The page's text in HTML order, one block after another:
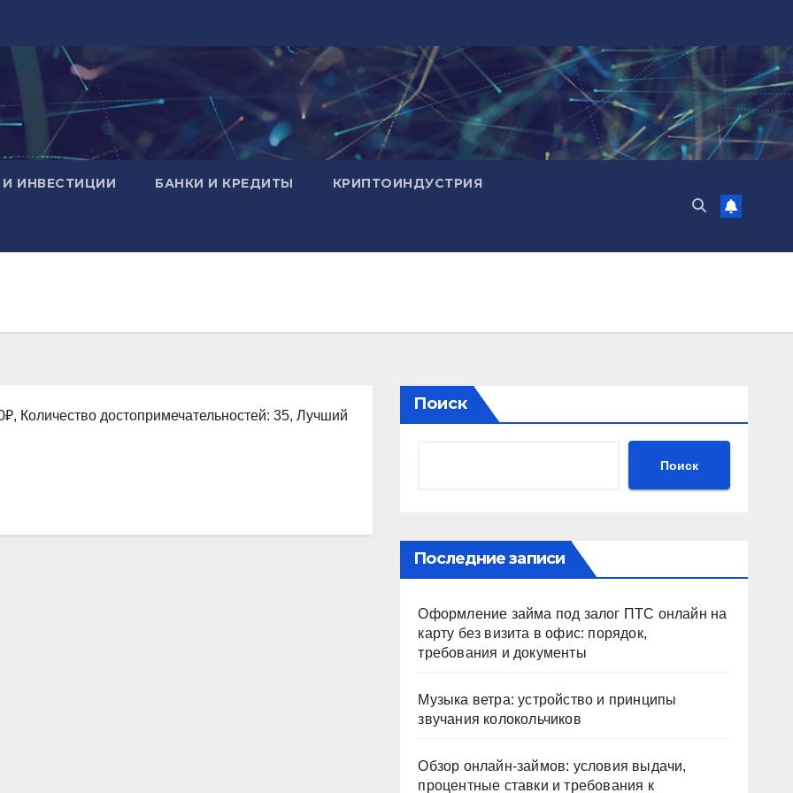
И ИНВЕСТИЦИИ БАНКИ И КРЕДИТЫ КРИПТОИНДУСТРИЯ
Количество достопримечательностей: 35, Лучший
Поиск
Поиск
Последние записи
Оформление займа под залог ПТС онлайн на
карту без визита в офис: порядок,
требования и документы
Музыка ветра: устройство и принципы
звучания колокольчиков
Обзор онлайн-займов: условия выдачи,
процентные ставки и требования к